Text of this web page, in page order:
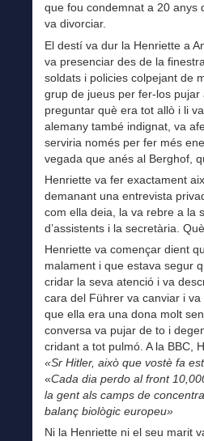
que fou condemnat a 20 anys
va divorciar.
El destí va dur la Henriette a
va presenciar des de la
soldats i policies colpejant de
grup de jueus per fer-los
preguntar què era tot allò i li
alemany també indignat, va
serviria només per fer més
vegada que anés al Berghof,
Henriette va fer exactament
demanant una entrevista
com ella deia, la va rebre a la
d’assistents i la secretària.
Henriette va començar dient
malament i que estava segur
cridar la seva atenció i va
cara del Führer va canviar i
que ella era una dona molt
conversa va pujar de to i
cridant a tot pulmó. A la BBC,
«Sr Hitler, això que vostè fa
«Cada dia perdo al front
la gent als camps de
balanç biològic europeu»
Ni la Henriette ni el seu marit